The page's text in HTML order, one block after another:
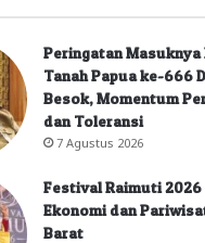
Peringatan Masuknya
Tanah Papua ke-666
Besok, Momentum
dan Toleransi
7 Agustus 2026
Festival Raimuti 2026
Ekonomi dan
Barat